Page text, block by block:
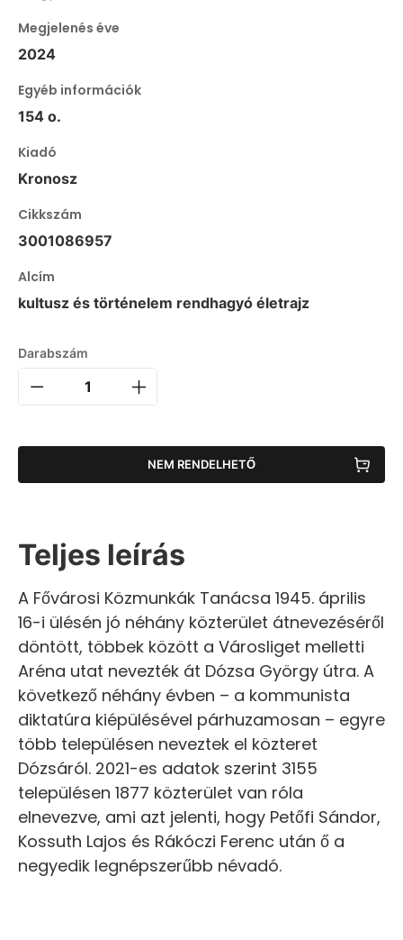
Megjelenés éve
2024
Egyéb információk
154 o.
Kiadó
Kronosz
Cikkszám
3001086957
Alcím
kultusz és történelem rendhagyó életrajz
Darabszám
NEM RENDELHETŐ
Teljes leírás
A Fővárosi Közmunkák Tanácsa 1945. április
16-i ülésén jó néhány közterület átnevezéséről
döntött, többek között a Városliget melletti
Aréna utat nevezték át Dózsa György útra. A
következő néhány évben – a kommunista
diktatúra kiépülésével párhuzamosan – egyre
több településen neveztek el közteret
Dózsáról. 2021-es adatok szerint 3155
településen 1877 közterület van róla
elnevezve, ami azt jelenti, hogy Petőfi Sándor,
Kossuth Lajos és Rákóczi Ferenc után ő a
negyedik legnépszerűbb névadó.